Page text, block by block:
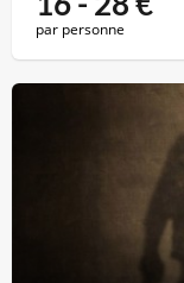
par personne